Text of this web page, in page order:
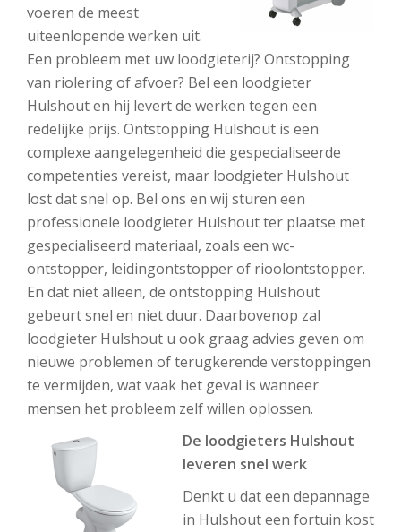
voeren de meest
uiteenlopende werken uit.
Een probleem met uw loodgieterij? Ontstopping
van riolering of afvoer? Bel een loodgieter
Hulshout en hij levert de werken tegen een
redelijke prijs. Ontstopping Hulshout is een
complexe aangelegenheid die gespecialiseerde
competenties vereist, maar loodgieter Hulshout
lost dat snel op. Bel ons en wij sturen een
professionele loodgieter Hulshout ter plaatse met
gespecialiseerd materiaal, zoals een wc-
ontstopper, leidingontstopper of rioolontstopper.
En dat niet alleen, de ontstopping Hulshout
gebeurt snel en niet duur. Daarbovenop zal
loodgieter Hulshout u ook graag advies geven om
nieuwe problemen of terugkerende verstoppingen
te vermijden, wat vaak het geval is wanneer
mensen het probleem zelf willen oplossen.
De loodgieters Hulshout
leveren snel werk
Denkt u dat een depannage
in Hulshout een fortuin kost